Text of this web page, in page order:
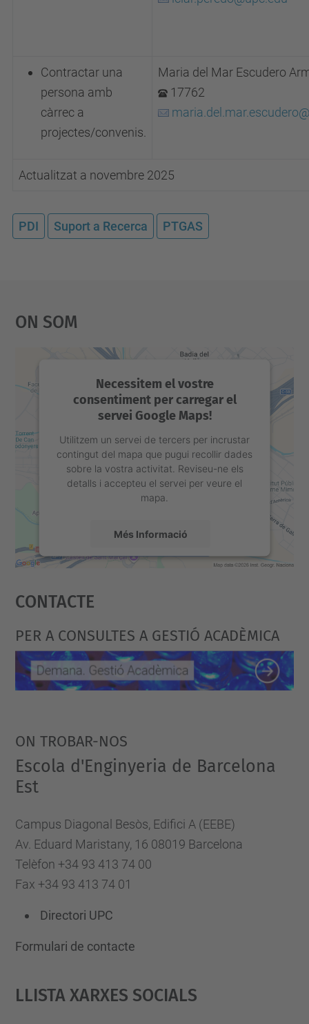
Actualitzat a novembre 2025
Contractar una
persona amb
càrrec a
projectes/convenis.
Maria del Mar Escudero
17762
maria.del.mar.escudero
PDI Suport a Recerca PTGAS
On Som
Necessitem el vostre
consentiment per carregar el
servei Google Maps!
Utilitzem un servei de tercers per incrustar
contingut del mapa que pugui recollir dades
sobre la vostra activitat. Reviseu-ne els
detalls i accepteu el servei per veure el
mapa.
Més Informació
powered by
Contacte
PER A CONSULTES A GESTIÓ ACADÈMICA
ON TROBAR-NOS
Escola d'Enginyeria de Barcelona
Est
Campus Diagonal Besòs, Edifici A (EEBE)
Av. Eduard Maristany, 16 08019 Barcelona
Telèfon +34 93 413 74 00
Fax +34 93 413 74 01
Directori UPC
Formulari de contacte
Llista Xarxes Socials